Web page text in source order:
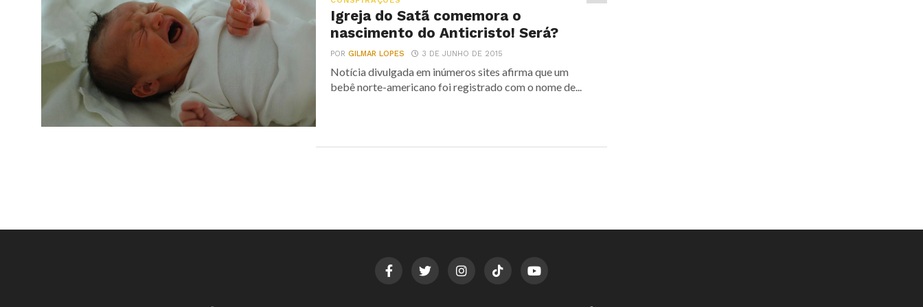
Igreja do Satã comemora o
nascimento do Anticristo! Será?
PORGILMAR LOPES 3 DE JUNHO DE 2015
Notícia divulgada em inúmeros sites afirma que um
bebê norte-americano foi registrado com o nome de...